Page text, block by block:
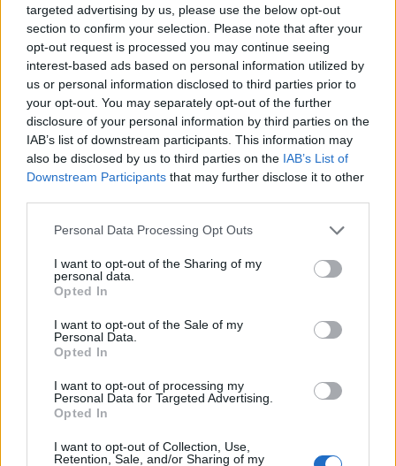
targeted advertising by us, please use the below opt-out
section to confirm your selection. Please note that after your
opt-out request is processed you may continue seeing
interest-based ads based on personal information utilized by
us or personal information disclosed to third parties prior to
your opt-out. You may separately opt-out of the further
disclosure of your personal information by third parties on the
IAB’s list of downstream participants. This information may
also be disclosed by us to third parties on the IAB’s List of
Downstream Participants that may further disclose it to other
Please note that this website/app uses one or more Google
not limited to your visit or usage behaviour. You may click to
grant or deny consent to Google and its third-party tags to
use your data for below specified purposes in below Google
consent section.
Personal Data Processing Opt Outs
I want to opt-out of the Sharing of my
personal data.
Opted In
I want to opt-out of the Sale of my
Personal Data.
Opted In
I want to opt-out of processing my
Personal Data for Targeted Advertising.
Opted In
I want to opt-out of Collection, Use,
Retention, Sale, and/or Sharing of my
18.01.2025 Nacionālo
interešu klubs 2. daļa
2025. gada 18. janvāris
Parādnieks:
Demogrāfijas politika ir
mērķtiecīgi jārealizē
vairākos virzienos
00:03:33
Cik efektīvi līdz šim
veicināta dzimstība
Latvijā? Kas jādara
citādāk?
00:03:19
ienākumu izmaiņas,
aizejot bērna kopšanas